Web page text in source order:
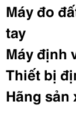
Máy đo
tay
Máy định
Thiết bị
Hãng sản